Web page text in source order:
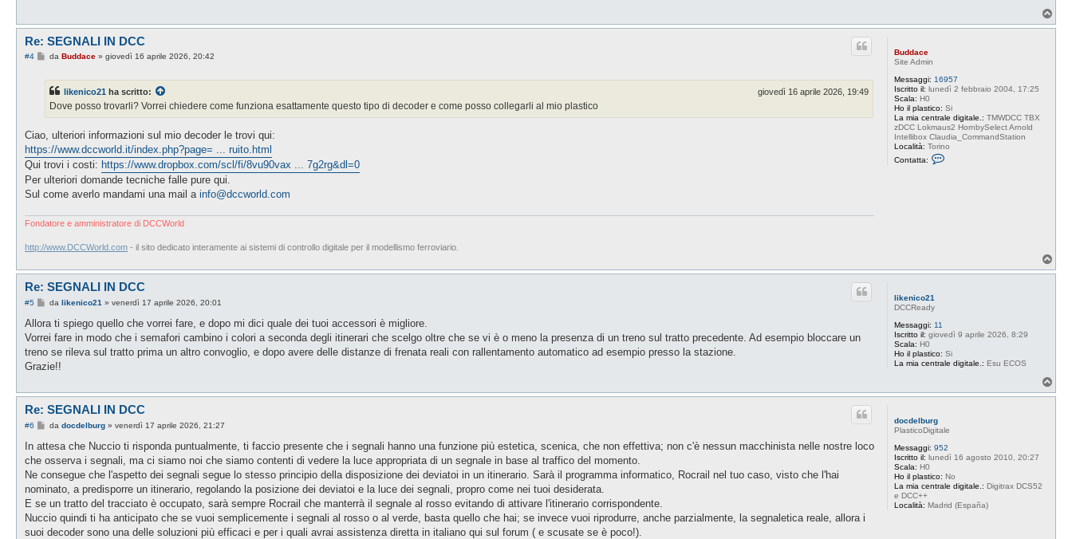
o
Buddace
Site Admin
Messaggi: 16957
Iscritto il: lunedì 2 febbraio 2004, 17:25
Scala: H0
Ho il plastico: Si
La mia centrale digitale.: TMWDCC TBX
zDCC Lokmaus2 HornbySelect Arnold
Intellibox Claudia_CommandStation
Località: Torino
Contatta:
a
Re: SEGNALI IN DCC
#4
M
a
g
da Buddace» giovedì 16 aprile 2026, 20:42
likenico21 ha scritto: giovedì 16 aprile 2026, 19:49
Dove posso trovarli? Vorrei chiedere come funziona esattamente questo tipo di decoder e come posso collegarli al mio plastico
Ciao, ulteriori informazioni sul mio decoder le trovi qui:
https://www.dccworld.it/index.php?page= ... ruito.html
Qui trovi i costi: https://www.dropbox.com/scl/fi/8vu90vax ... 7g2rg&dl=0
Per ulteriori domande tecniche falle pure qui.
Sul come averlo mandami una mail a info@dccworld.com
Fondatore e amministratore di DCCWorld
http://www.DCCWorld.com - il sito dedicato interamente ai sistemi di controllo digitale per il modellismo ferroviario.
o
likenico21
DCCReady
Messaggi: 11
Iscritto il: giovedì 9 aprile 2026, 8:29
Scala: H0
Ho il plastico: Si
La mia centrale digitale.: Esu ECOS
Re: SEGNALI IN DCC
#5
M
s
a
g
i
da likenico21 » venerdì 17 aprile 2026, 20:01
Allora ti spiego quello che vorrei fare, e dopo mi dici quale dei tuoi accessori è migliore.
Vorrei fare in modo che i semafori cambino i colori a seconda degli itinerari che scelgo oltre che se vi è o meno la presenza di un treno sul tratto precedente. Ad esempio bloccare un
treno se rileva sul tratto prima un altro convoglio, e dopo avere delle distanze di frenata reali con rallentamento automatico ad esempio presso la stazione.
Grazie!!
o
docdelburg
PlasticoDigitale
Messaggi: 952
Iscritto il: lunedì 16 agosto 2010, 20:27
Scala: H0
Ho il plastico: No
La mia centrale digitale.: Digitrax DCS52
e DCC++
Località: Madrid (España)
Re: SEGNALI IN DCC
#6
M
s
a
g
i
o
da docdelburg» venerdì 17 aprile 2026, 21:27
In attesa che Nuccio ti risponda puntualmente, ti faccio presente che i segnali hanno una funzione più estetica, scenica, che non effettiva; non c'è nessun macchinista nelle nostre loco
che osserva i segnali, ma ci siamo noi che siamo contenti di vedere la luce appropriata di un segnale in base al traffico del momento.
Ne consegue che l'aspetto dei segnali segue lo stesso principio della disposizione dei deviatoi in un itinerario. Sarà il programma informatico, Rocrail nel tuo caso, visto che l'hai
nominato, a predisporre un itinerario, regolando la posizione dei deviatoi e la luce dei segnali, propro come nei tuoi desiderata.
E se un tratto del tracciato è occupato, sarà sempre Rocrail che manterrà il segnale al rosso evitando di attivare l'itinerario corrispondente.
Nuccio quindi ti ha anticipato che se vuoi semplicemente i segnali al rosso o al verde, basta quello che hai; se invece vuoi riprodurre, anche parzialmente, la segnaletica reale, allora i
suoi decoder sono una delle soluzioni più efficaci e per i quali avrai assistenza diretta in italiano qui sul forum ( e scusate se è poco!).